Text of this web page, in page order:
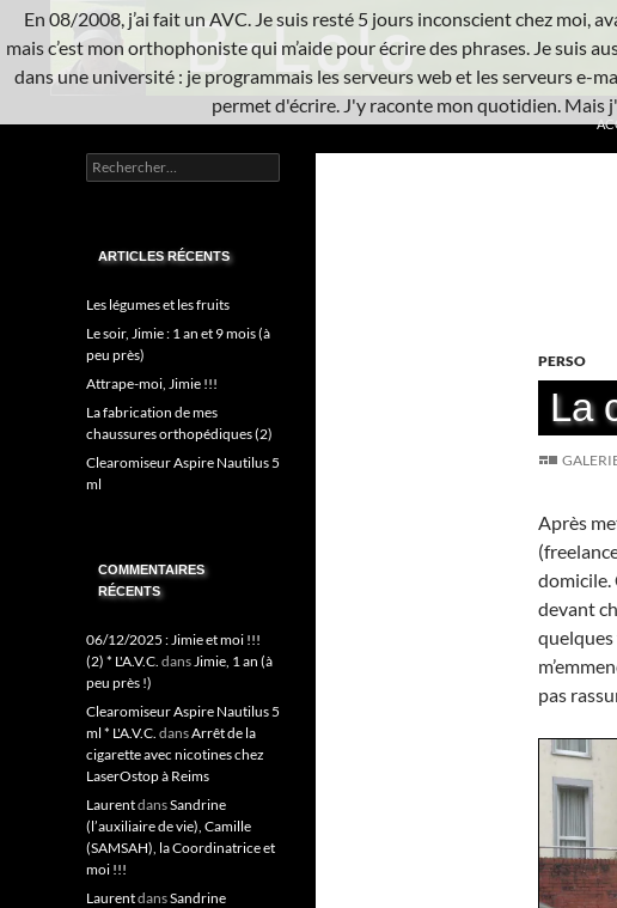
Aller
au
contenu
L'A.V.C.
PERSO
La
Après
domicile.
devant
pas
Informatique système
Rechercher :
ARTICLES RÉCENTS
Les légumes et les fruits
Le soir, Jimie : 1 an et 9 mois (à
peu près)
Attrape-moi, Jimie !!!
La fabrication de mes
chaussures orthopédiques (2)
Clearomiseur Aspire Nautilus 5
ml
COMMENTAIRES
RÉCENTS
06/12/2025 : Jimie et moi !!!
(2) * L'A.V.C. dansJimie, 1 an (à
peu près !)
Clearomiseur Aspire Nautilus 5
ml * L'A.V.C. dansArrêt de la
cigarette avec nicotines chez
LaserOstop à Reims
LaurentdansSandrine
(l’auxiliaire de vie), Camille
(SAMSAH), la Coordinatrice et
moi !!!
LaurentdansSandrine
En 08/2008, j’ai fait un AVC. Je suis resté 5 jours inconscient chez moi,
mais c’est mon orthophoniste qui m’aide pour écrire des phrases. Je suis
dans une université : je programmais les serveurs web et les serveurs e-
permet d'écrire. J'y raconte mon quotidien. Mais